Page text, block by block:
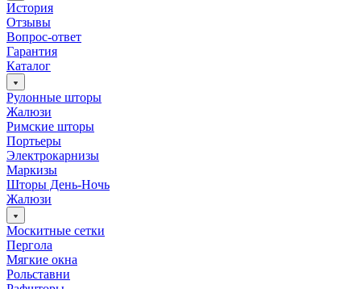
История
Отзывы
Вопрос-ответ
Гарантия
Каталог
Рулонные шторы
Жалюзи
Римские шторы
Портьеры
Электрокарнизы
Маркизы
Шторы День-Ночь
Жалюзи
Москитные сетки
Пергола
Мягкие окна
Рольставни